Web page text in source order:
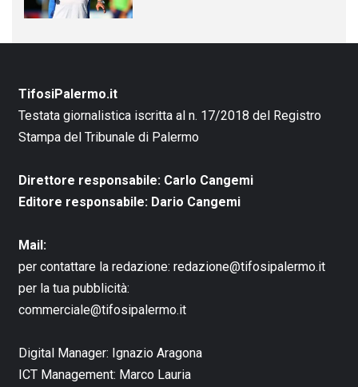
TifosiPalermo.it
Testata giornalistica iscritta al n. 17/2018 del Registro
Stampa del Tribunale di Palermo
Direttore responsabile: Carlo Cangemi
Editore responsabile: Dario Cangemi
Mail:
per contattare la redazione: redazione@tifosipalermo.it
per la tua pubblicità:
commerciale@tifosipalermo.it
Digital Manager: Ignazio Aragona
ICT Management: Marco Lauria